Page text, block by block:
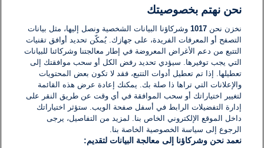
نحن نهتم بخصوصيتك
نخزن نحن1017 وشركاؤنا البيانات الشخصية ونصل إليها، مثل بيانات
التصفح أو المعرفات الفريدة، على جهازك. يُمكّن تحديد أوافق تقنيات
التتبع من دعم الأغراض المعروضة في إطار معالجتنا وشركائنا للبيانات
التي يجب توفيرها. سيؤدي تحديد رفض الكل أو سحب موافقتك إلى
تعطيلها. إذا تم تعطيل أدوات التتبع، فقد لا تكون بعض المحتويات
والإعلانات التي تراها ذا صلة بك. يمكنك إعادة عرض هذه القائمة
لتغيير اختياراتك أو سحب الموافقة في أي وقت عن طريق النقر على
إدارة التفضيلات الرابط في أسفل صفحة الويب. ستؤثر اختياراتك
داخل الموقع الإلكتروني الخاص بنا. لمزيد من التفاصيل، يرجى
الرجوع إلى سياسة الخصوصية الخاصة بنا.
نعمد نحن وشركاؤنا إلى معالجة البيانات لتقديم: